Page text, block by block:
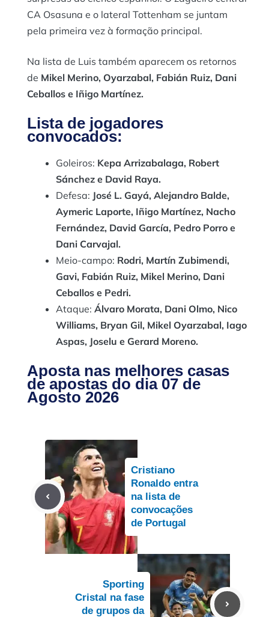
CA Osasuna e o lateral Tottenham se juntam
pela primeira vez à formação principal.
Na lista de Luis também aparecem os retornos
de Mikel Merino, Oyarzabal, Fabián Ruiz, Dani
Ceballos e Iñigo Martínez.
Lista de jogadores
convocados:
Goleiros: Kepa Arrizabalaga, Robert
Sánchez e David Raya.
Defesa: José L. Gayá, Alejandro Balde,
Aymeric Laporte, Iñigo Martínez, Nacho
Fernández, David García, Pedro Porro e
Dani Carvajal.
Meio-campo: Rodri, Martín Zubimendi,
Gavi, Fabián Ruiz, Mikel Merino, Dani
Ceballos e Pedri.
Ataque: Álvaro Morata, Dani Olmo, Nico
Williams, Bryan Gil, Mikel Oyarzabal, Iago
Aspas, Joselu e Gerard Moreno.
Aposta nas melhores casas
de apostas do dia 07 de
Agosto 2026
Cristiano
Ronaldo entra
na lista de
convocações
de Portugal
Sporting
Cristal na fase
de grupos da